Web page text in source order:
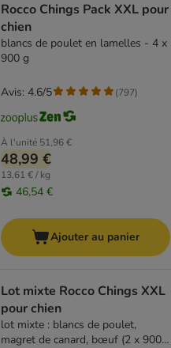
Rocco Chings Pack XXL pour
chien
blancs de poulet en lamelles - 4 x
900 g
À l'unité 51,96 €
48,99 €
13,61 € / kg
46,54 €
Avis: 4.6/5 (797)
Ajouter au panier
Lot mixte Rocco Chings XXL
pour chien
lot mixte : blancs de poulet,
magret de canard, bœuf (2 x 900